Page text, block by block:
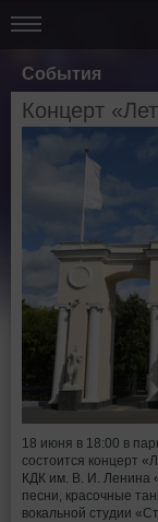
События
Концерт
18 июня в 18:00 в
состоится концерт
КДК им. В. И. Ленина
песни, красочные
вокальной студии